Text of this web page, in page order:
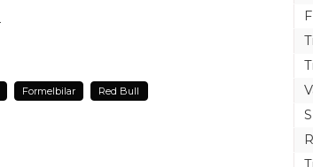
Formelbilar Red Bull